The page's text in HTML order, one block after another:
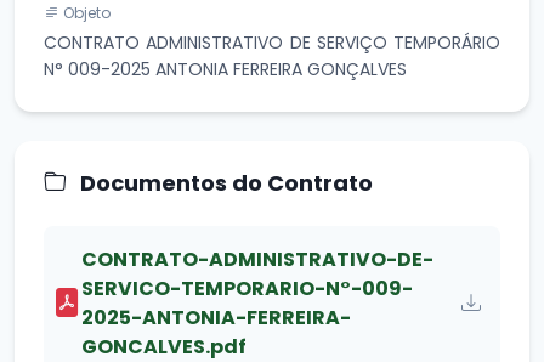
Objeto
CONTRATO ADMINISTRATIVO DE SERVIÇO TEMPORÁRIO
N° 009-2025 ANTONIA FERREIRA GONÇALVES
Documentos do Contrato
CONTRATO-ADMINISTRATIVO-DE-
SERVICO-TEMPORARIO-N°-009-
2025-ANTONIA-FERREIRA-
GONCALVES.pdf